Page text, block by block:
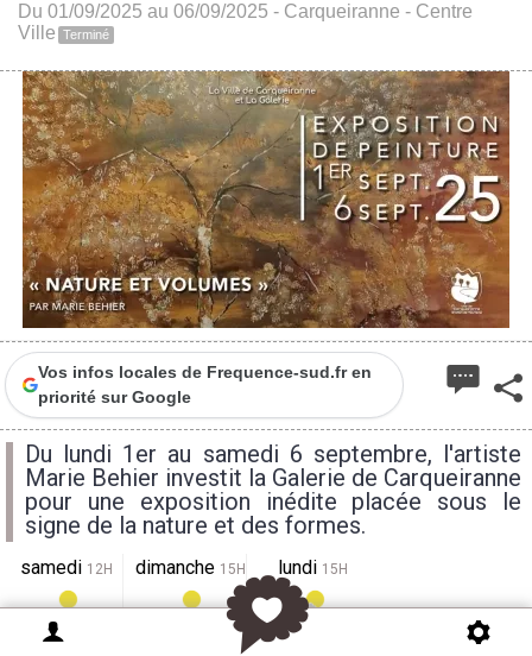
Du 01/09/2025 au 06/09/2025 - Carqueiranne - Centre
Ville Terminé
Vos infos locales de Frequence-sud.fr en
priorité sur Google
Du lundi 1er au samedi 6 septembre, l'artiste
Marie Behier investit la Galerie de Carqueiranne
pour une exposition inédite placée sous le
signe de la nature et des formes.
samedi 12H
32°
dimanche 15H lundi 15H
30°